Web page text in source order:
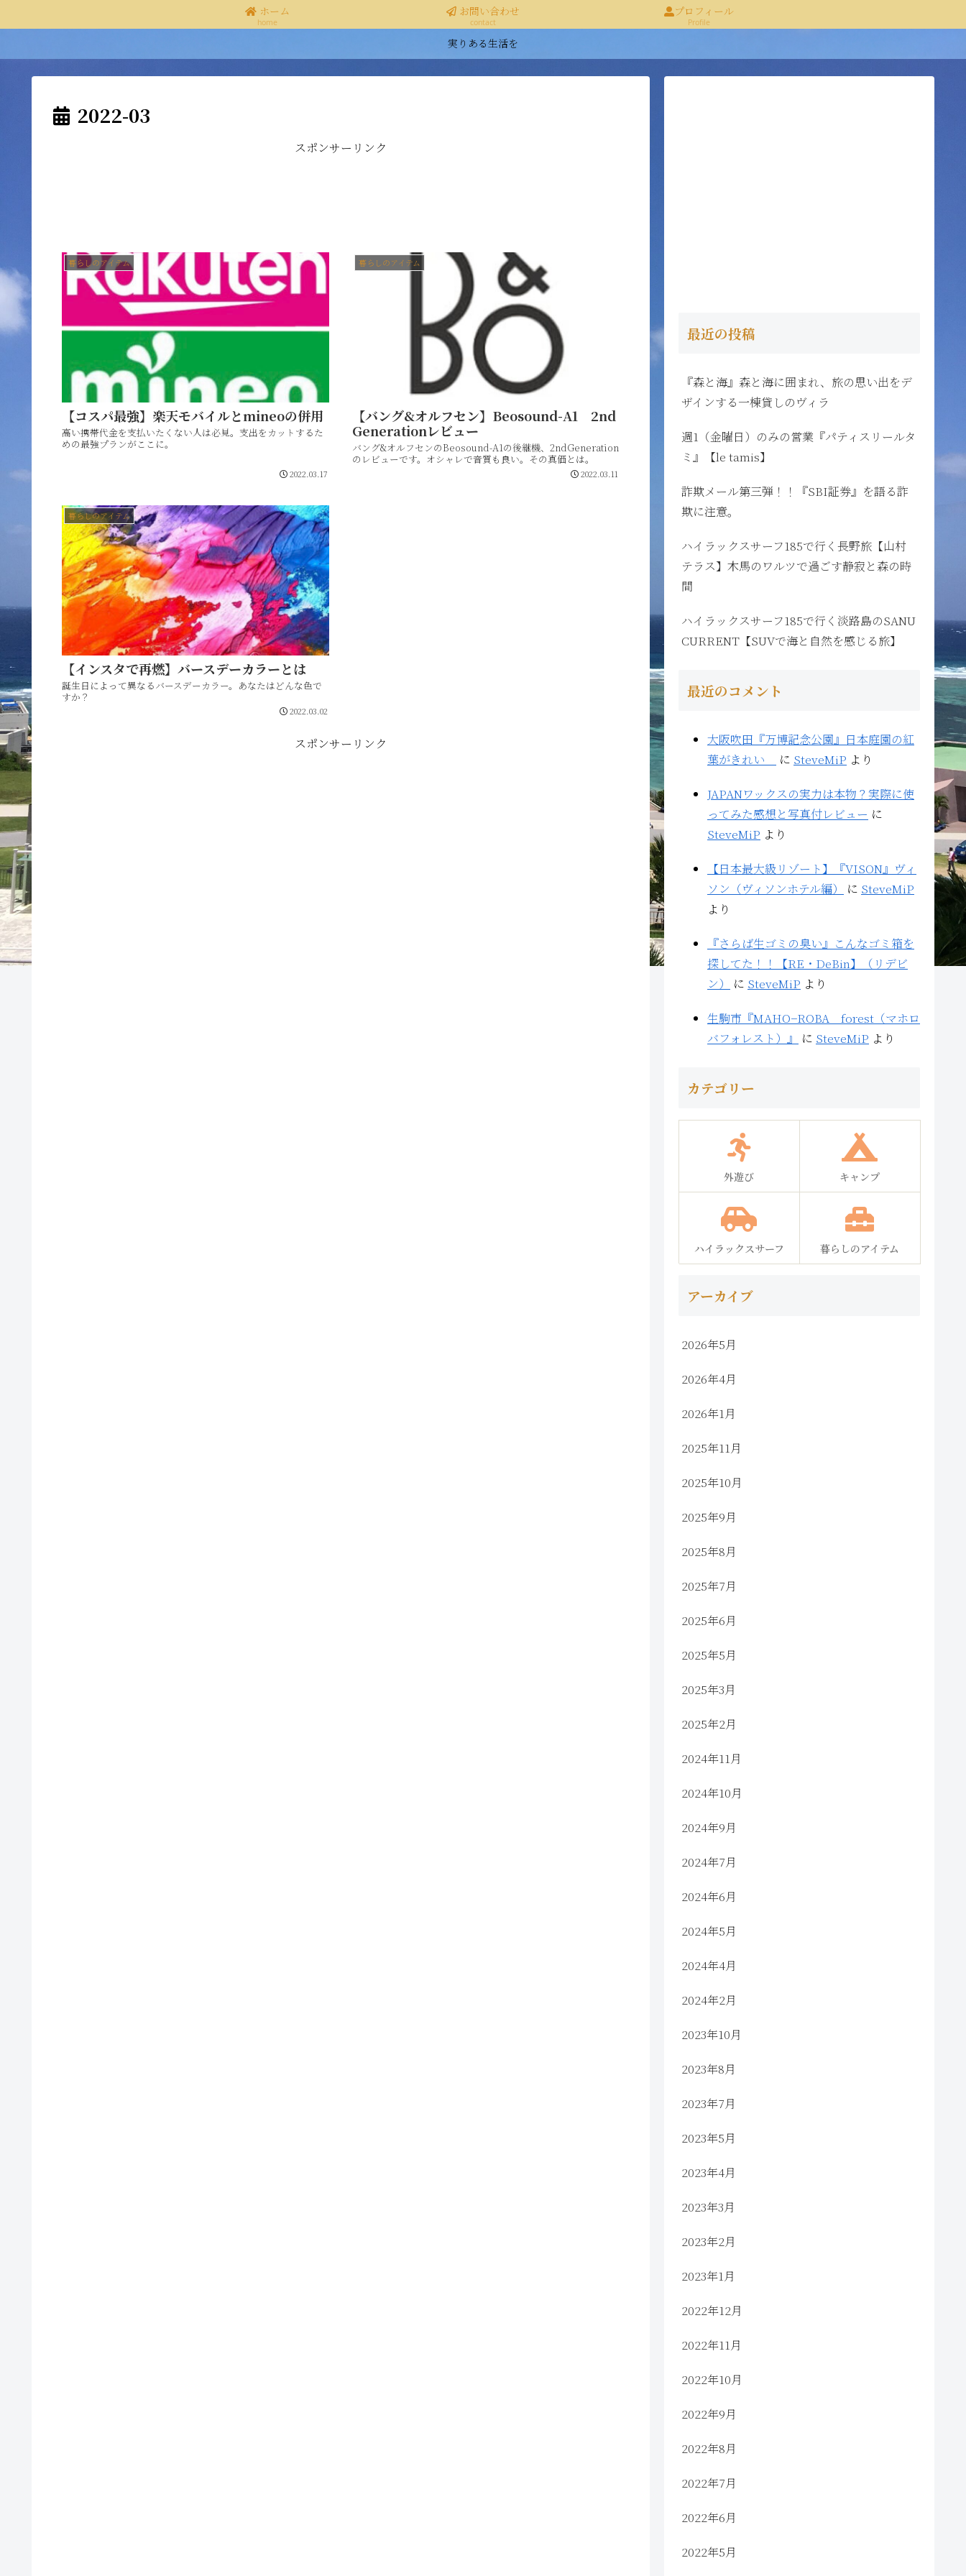
実りある生活を
ホーム
home
お問い合わせ
contact
プロフィール
Profile
2022-03
スポンサーリンク
暮らしのアイテム
【コスパ最強】楽天モバイルとmineoの併用
高い携帯代金を支払いたくない人は必見。支出をカットするた
めの最強プランがここに。
2022.03.17
暮らしのアイテム
【バング&オルフセン】Beosound-A1 2nd
Generationレビュー
バング&オルフセンのBeosound-A1の後継機、2ndGeneration
のレビューです。オシャレで音質も良い。その真価とは。
2022.03.11
暮らしのアイテム
【インスタで再燃】バースデーカラーとは
誕生日によって異なるバースデーカラー。あなたはどんな色で
すか？
2022.03.02
スポンサーリンク
最近の投稿
『森と海』森と海に囲まれ、旅の思い出をデ
ザインする一棟貸しのヴィラ
週1（金曜日）のみの営業『パティスリールタ
ミ』【le tamis】
詐欺メール第三弾！！『SBI証券』を語る詐
欺に注意。
ハイラックスサーフ185で行く長野旅【山村
テラス】木馬のワルツで過ごす静寂と森の時
間
ハイラックスサーフ185で行く淡路島のSANU
CURRENT【SUVで海と自然を感じる旅】
最近のコメント
大阪吹田『万博記念公園』日本庭園の紅
葉がきれい
に SteveMiP より
JAPANワックスの実力は本物？実際に使
ってみた感想と写真付レビュー に
SteveMiP より
【日本最大級リゾート】『VISON』ヴィ
ソン（ヴィソンホテル編）
に SteveMiP
より
『さらば生ゴミの臭い』こんなゴミ箱を
探してた！！【RE・DeBin】（リデビ
ン）
に SteveMiP より
生駒市『MAHO−ROBA forest（マホロ
バフォレスト）』
に SteveMiP より
カテゴリー
外遊び キャンプ
ハイラックスサーフ 暮らしのアイテム
アーカイブ
2026年5月
2026年4月
2026年1月
2025年11月
2025年10月
2025年9月
2025年8月
2025年7月
2025年6月
2025年5月
2025年3月
2025年2月
2024年11月
2024年10月
2024年9月
2024年7月
2024年6月
2024年5月
2024年4月
2024年2月
2023年10月
2023年8月
2023年7月
2023年5月
2023年4月
2023年3月
2023年2月
2023年1月
2022年12月
2022年11月
2022年10月
2022年9月
2022年8月
2022年7月
2022年6月
2022年5月